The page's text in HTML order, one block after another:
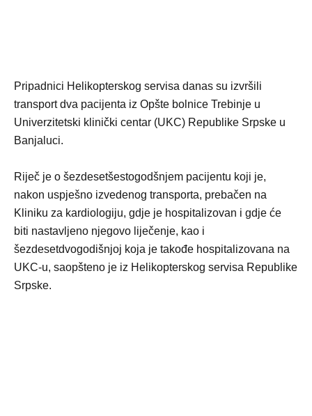
Pripadnici Helikopterskog servisa danas su izvršili
transport dva pacijenta iz Opšte bolnice Trebinje u
Univerzitetski klinički centar (UKC) Republike Srpske u
Banjaluci.
Riječ je o šezdesetšestogodšnjem pacijentu koji je,
nakon uspješno izvedenog transporta, prebačen na
Kliniku za kardiologiju, gdje je hospitalizovan i gdje će
biti nastavljeno njegovo liječenje, kao i
šezdesetdvogodišnjoj koja je takođe hospitalizovana na
UKC-u, saopšteno je iz Helikopterskog servisa Republike
Srpske.